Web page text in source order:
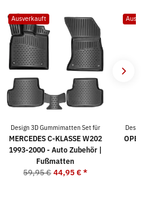
Ausverkauft
Design 3D Gummimatten Set für
MERCEDES C-KLASSE W202
1993-2000 - Auto Zubehör |
Fußmatten
59,95 € 44,95 €*